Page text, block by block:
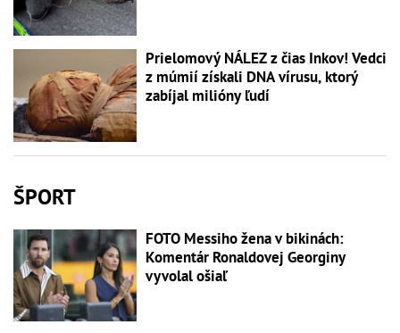
Prielomový NÁLEZ z čias Inkov! Vedci
z múmií získali DNA vírusu, ktorý
zabíjal milióny ľudí
ŠPORT
FOTO Messiho žena v bikinách:
Komentár Ronaldovej Georginy
vyvolal ošiaľ